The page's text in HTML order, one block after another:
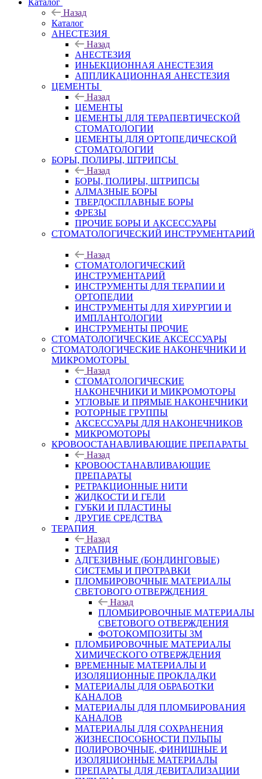
Каталог
Назад
Каталог
АНЕСТЕЗИЯ
Назад
АНЕСТЕЗИЯ
ИНЬЕКЦИОННАЯ АНЕСТЕЗИЯ
АППЛИКАЦИОННАЯ АНЕСТЕЗИЯ
ЦЕМЕНТЫ
Назад
ЦЕМЕНТЫ
ЦЕМЕНТЫ ДЛЯ ТЕРАПЕВТИЧЕСКОЙ
СТОМАТОЛОГИИ
ЦЕМЕНТЫ ДЛЯ ОРТОПЕДИЧЕСКОЙ
СТОМАТОЛОГИИ
БОРЫ, ПОЛИРЫ, ШТРИПСЫ
Назад
БОРЫ, ПОЛИРЫ, ШТРИПСЫ
АЛМАЗНЫЕ БОРЫ
ТВЕРДОСПЛАВНЫЕ БОРЫ
ФРЕЗЫ
ПРОЧИЕ БОРЫ И АКСЕССУАРЫ
СТОМАТОЛОГИЧЕСКИЙ ИНСТРУМЕНТАРИЙ
Назад
СТОМАТОЛОГИЧЕСКИЙ
ИНСТРУМЕНТАРИЙ
ИНСТРУМЕНТЫ ДЛЯ ТЕРАПИИ И
ОРТОПЕДИИ
ИНСТРУМЕНТЫ ДЛЯ ХИРУРГИИ И
ИМПЛАНТОЛОГИИ
ИНСТРУМЕНТЫ ПРОЧИЕ
СТОМАТОЛОГИЧЕСКИЕ АКСЕССУАРЫ
СТОМАТОЛОГИЧЕСКИЕ НАКОНЕЧНИКИ И
МИКРОМОТОРЫ
Назад
СТОМАТОЛОГИЧЕСКИЕ
НАКОНЕЧНИКИ И МИКРОМОТОРЫ
УГЛОВЫЕ И ПРЯМЫЕ НАКОНЕЧНИКИ
РОТОРНЫЕ ГРУППЫ
АКСЕССУАРЫ ДЛЯ НАКОНЕЧНИКОВ
МИКРОМОТОРЫ
КРОВООСТАНАВЛИВАЮЩИЕ ПРЕПАРАТЫ
Назад
КРОВООСТАНАВЛИВАЮЩИЕ
ПРЕПАРАТЫ
РЕТРАКЦИОННЫЕ НИТИ
ЖИДКОСТИ И ГЕЛИ
ГУБКИ И ПЛАСТИНЫ
ДРУГИЕ СРЕДСТВА
ТЕРАПИЯ
Назад
ТЕРАПИЯ
АДГЕЗИВНЫЕ (БОНДИНГОВЫЕ)
СИСТЕМЫ И ПРОТРАВКИ
ПЛОМБИРОВОЧНЫЕ МАТЕРИАЛЫ
СВЕТОВОГО ОТВЕРЖДЕНИЯ
Назад
ПЛОМБИРОВОЧНЫЕ МАТЕРИАЛЫ
СВЕТОВОГО ОТВЕРЖДЕНИЯ
ФОТОКОМПОЗИТЫ 3М
ПЛОМБИРОВОЧНЫЕ МАТЕРИАЛЫ
ХИМИЧЕСКОГО ОТВЕРЖДЕНИЯ
ВРЕМЕННЫЕ МАТЕРИАЛЫ И
ИЗОЛЯЦИОННЫЕ ПРОКЛАДКИ
МАТЕРИАЛЫ ДЛЯ ОБРАБОТКИ
КАНАЛОВ
МАТЕРИАЛЫ ДЛЯ ПЛОМБИРОВАНИЯ
КАНАЛОВ
МАТЕРИАЛЫ ДЛЯ СОХРАНЕНИЯ
ЖИЗНЕСПОСОБНОСТИ ПУЛЬПЫ
ПОЛИРОВОЧНЫЕ, ФИНИШНЫЕ И
ИЗОЛЯЦИОННЫЕ МАТЕРИАЛЫ
ПРЕПАРАТЫ ДЛЯ ДЕВИТАЛИЗАЦИИ